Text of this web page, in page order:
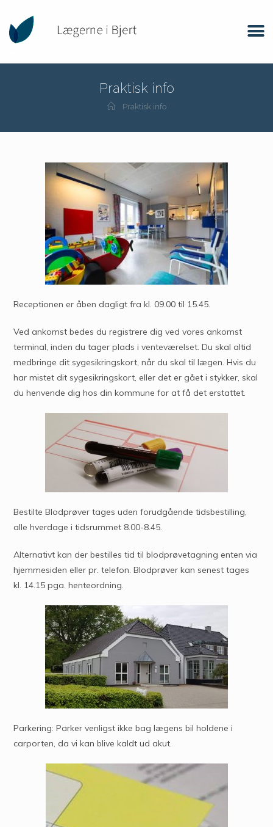
Praktisk info
Praktisk info
Receptionen er åben dagligt fra kl. 09.00 til 15.45.
Ved ankomst bedes du registrere dig ved vores ankomst
terminal, inden du tager plads i venteværelset. Du skal altid
medbringe dit sygesikringskort, når du skal til lægen. Hvis du
har mistet dit sygesikringskort, eller det er gået i stykker, skal
du henvende dig hos din kommune for at få det erstattet.
Bestilte Blodprøver tages uden forudgående tidsbestilling,
alle hverdage i tidsrummet 8.00-8.45.
Alternativt kan der bestilles tid til blodprøvetagning enten via
hjemmesiden eller pr. telefon. Blodprøver kan senest tages
kl. 14.15 pga. henteordning.
Parkering: Parker venligst ikke bag lægens bil holdene i
carporten, da vi kan blive kaldt ud akut.